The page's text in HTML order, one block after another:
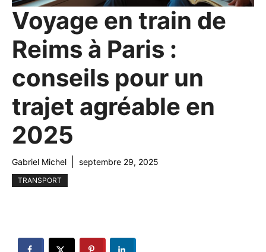
Voyage en train de
Reims à Paris :
conseils pour un
trajet agréable en
2025
Gabriel Michel septembre 29, 2025
TRANSPORT